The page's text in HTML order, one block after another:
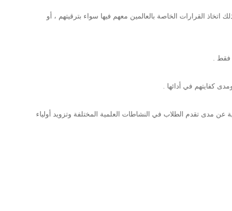
اتخاذ القرارات الخاصة بالعالمين معهم فيها سواء بترقيتهم ، أو
عن مدى تقدم الطلاب في النشاطات العلمية المختلفة وتزويد أولياء